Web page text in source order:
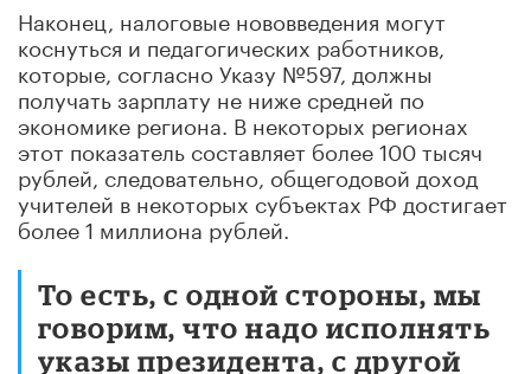
Наконец, налоговые нововведения могут
коснуться и педагогических работников,
которые, согласно Указу №597, должны
получать зарплату не ниже средней по
экономике региона. В некоторых регионах
этот показатель составляет более 100 тысяч
рублей, следовательно, общегодовой доход
учителей в некоторых субъектах РФ достигает
более 1 миллиона рублей.
То есть, с одной стороны, мы
говорим, что надо исполнять
указы президента, с другой